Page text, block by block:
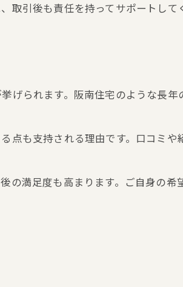
取引後も責任を持ってサポートして
げられます。阪南住宅のような長年
点も支持される理由です。口コミや
の満足度も高まります。ご自身の希